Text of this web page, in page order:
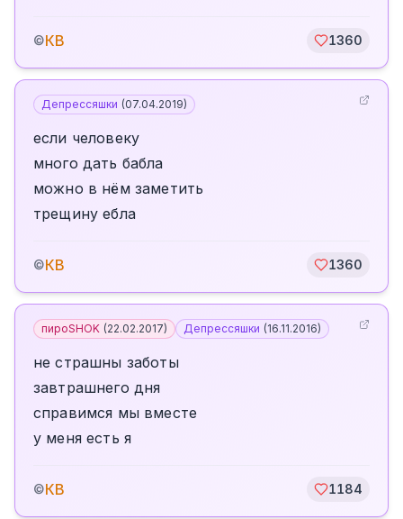
©КВ 1360
Депрессяшки (07.04.2019)
если человеку
много дать бабла
можно в нём заметить
трещину ебла
©КВ 1360
пироSHOK (22.02.2017) Депрессяшки (16.11.2016)
не страшны заботы
завтрашнего дня
справимся мы вместе
у меня есть я
©КВ 1184